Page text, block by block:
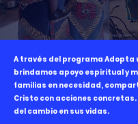
A través del programa Adopta
brindamos apoyo espiritual y
familias en necesidad,
Cristo con acciones
del cambio en sus vidas.